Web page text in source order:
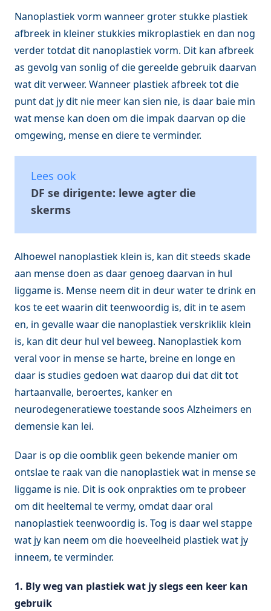
Nanoplastiek vorm wanneer groter stukke plastiek
afbreek in kleiner stukkies mikroplastiek en dan nog
verder totdat dit nanoplastiek vorm. Dit kan afbreek
as gevolg van sonlig of die gereelde gebruik daarvan
wat dit verweer. Wanneer plastiek afbreek tot die
punt dat jy dit nie meer kan sien nie, is daar baie min
wat mense kan doen om die impak daarvan op die
omgewing, mense en diere te verminder.
Lees ook
DF se dirigente: lewe agter die
skerms
Alhoewel nanoplastiek klein is, kan dit steeds skade
aan mense doen as daar genoeg daarvan in hul
liggame is. Mense neem dit in deur water te drink en
kos te eet waarin dit teenwoordig is, dit in te asem
en, in gevalle waar die nanoplastiek verskriklik klein
is, kan dit deur hul vel beweeg. Nanoplastiek kom
veral voor in mense se harte, breine en longe en
daar is studies gedoen wat daarop dui dat dit tot
hartaanvalle, beroertes, kanker en
neurodegeneratiewe toestande soos Alzheimers en
demensie kan lei.
Daar is op die oomblik geen bekende manier om
ontslae te raak van die nanoplastiek wat in mense se
liggame is nie. Dit is ook onprakties om te probeer
om dit heeltemal te vermy, omdat daar oral
nanoplastiek teenwoordig is. Tog is daar wel stappe
wat jy kan neem om die hoeveelheid plastiek wat jy
inneem, te verminder.
1. Bly weg van plastiek wat jy slegs een keer kan
gebruik